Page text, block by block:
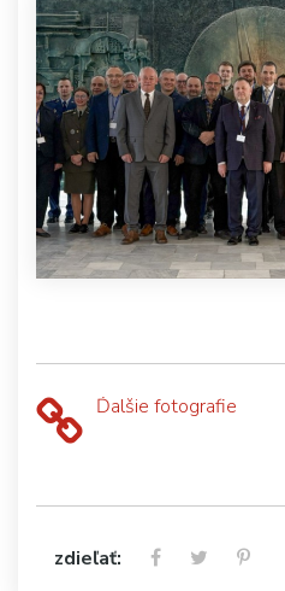
Ďalšie fotografie
zdieľať: